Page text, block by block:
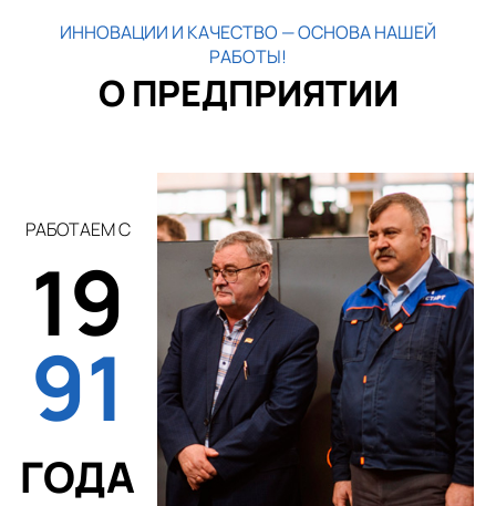
ИННОВАЦИИ И КАЧЕСТВО — ОСНОВА НАШЕЙ
РАБОТЫ!
О ПРЕДПРИЯТИИ
РАБОТАЕМ С
19
91
ГОДА